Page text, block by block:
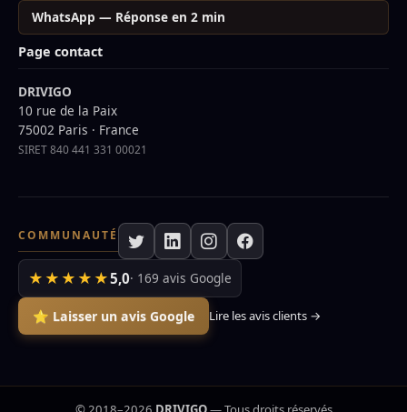
WhatsApp — Réponse en 2 min
Page contact
DRIVIGO
10 rue de la Paix
75002 Paris · France
SIRET 840 441 331 00021
COMMUNAUTÉ
★★★★★5,0· 169 avis Google
⭐ Laisser un avis Google Lire les avis clients →